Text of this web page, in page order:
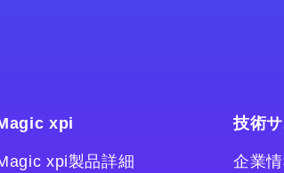
xpi
xpi製品詳細
技術
企業